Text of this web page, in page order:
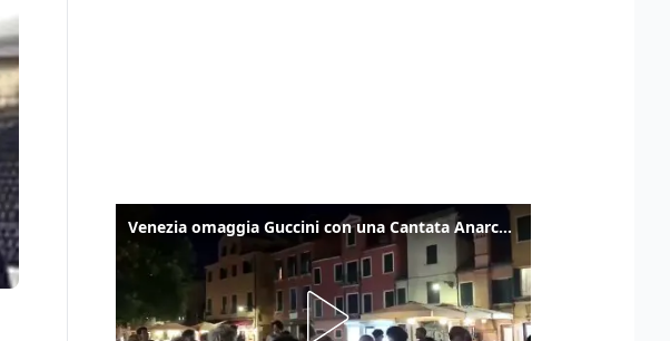
Venezia omaggia Guccini con una Cantata Anarchica in campo Santa Margherita